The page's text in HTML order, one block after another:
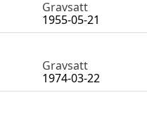
Gravsatt
1955-05-21
Gravsatt
1974-03-22